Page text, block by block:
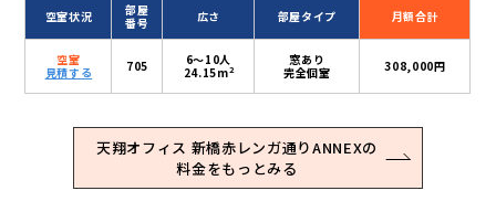
空室状況
部屋
番号
広さ 部屋タイプ 月額合計
空室
見積する
705
6〜10人
24.15m2
窓あり
完全個室
308,000円
天翔オフィス 新橋赤レンガ通りANNEXの
料金をもっとみる